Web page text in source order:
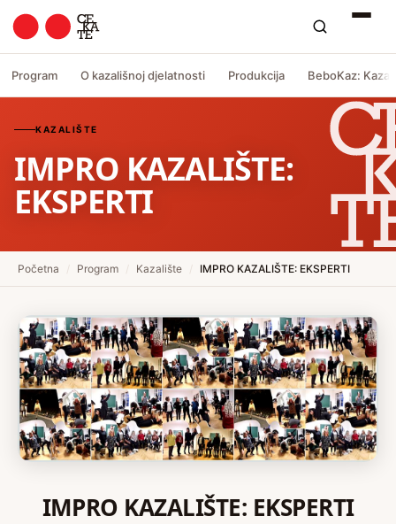
Program O kazališnoj djelatnosti Produkcija BeboKaz:
KAZALIŠTE
IMPRO KAZALIŠTE:
EKSPERTI
Početna Program Kazalište IMPRO KAZALIŠTE: EKSPERTI
IMPRO KAZALIŠTE: EKSPERTI